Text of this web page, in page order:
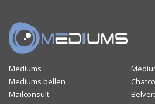
Mediums
Mediums bellen
Mailconsult